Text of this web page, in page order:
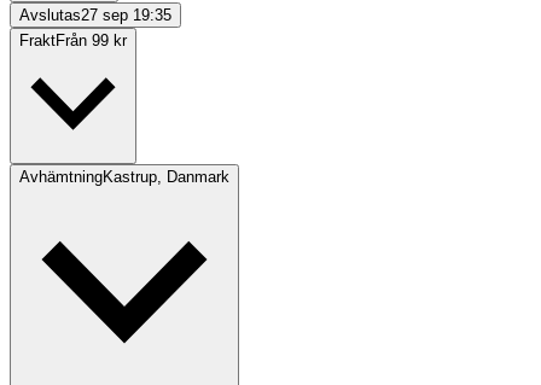
Avslutas27 sep 19:35
FraktFrån 99 kr
AvhämtningKastrup, Danmark